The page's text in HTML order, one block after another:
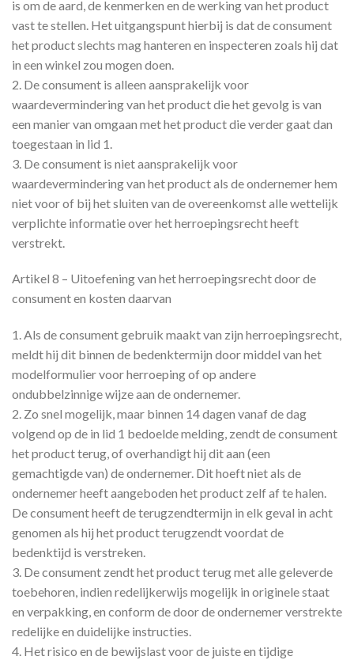
is om de aard, de kenmerken en de werking van het product
vast te stellen. Het uitgangspunt hierbij is dat de consument
het product slechts mag hanteren en inspecteren zoals hij dat
in een winkel zou mogen doen.
2. De consument is alleen aansprakelijk voor
waardevermindering van het product die het gevolg is van
een manier van omgaan met het product die verder gaat dan
toegestaan in lid 1.
3. De consument is niet aansprakelijk voor
waardevermindering van het product als de ondernemer hem
niet voor of bij het sluiten van de overeenkomst alle wettelijk
verplichte informatie over het herroepingsrecht heeft
verstrekt.
Artikel 8 – Uitoefening van het herroepingsrecht door de
consument en kosten daarvan
1. Als de consument gebruik maakt van zijn herroepingsrecht,
meldt hij dit binnen de bedenktermijn door middel van het
modelformulier voor herroeping of op andere
ondubbelzinnige wijze aan de ondernemer.
2. Zo snel mogelijk, maar binnen 14 dagen vanaf de dag
volgend op de in lid 1 bedoelde melding, zendt de consument
het product terug, of overhandigt hij dit aan (een
gemachtigde van) de ondernemer. Dit hoeft niet als de
ondernemer heeft aangeboden het product zelf af te halen.
De consument heeft de terugzendtermijn in elk geval in acht
genomen als hij het product terugzendt voordat de
bedenktijd is verstreken.
3. De consument zendt het product terug met alle geleverde
toebehoren, indien redelijkerwijs mogelijk in originele staat
en verpakking, en conform de door de ondernemer verstrekte
redelijke en duidelijke instructies.
4. Het risico en de bewijslast voor de juiste en tijdige